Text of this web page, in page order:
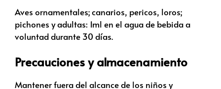
Aves ornamentales; canarios, pericos, loros;
pichones y adultas: 1ml en el agua de bebida a
voluntad durante 30 días.
Precauciones y almacenamiento
Mantener fuera del alcance de los niños y